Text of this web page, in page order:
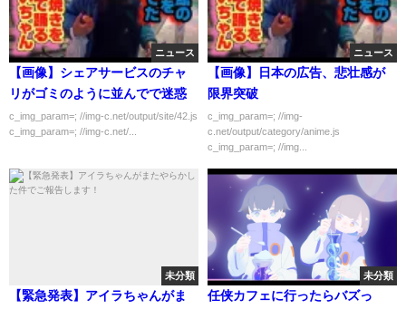
ニュース
【画像】シェアサービスのチャ
リがゴミのように並んでで迷惑
c_img_param=; //img-c.net/output/site/42.js
c_img_param=; //img-c.net/...
ニュース
【画像】日本の広告、悲壮感が
限界突破
c_img_param=; //img-
c.net/output/category/anime.js
c_img_param=; //img...
未分類
【緊急発表】アイラちゃんがま
未分類
任侠カフェに行ったらバズっ